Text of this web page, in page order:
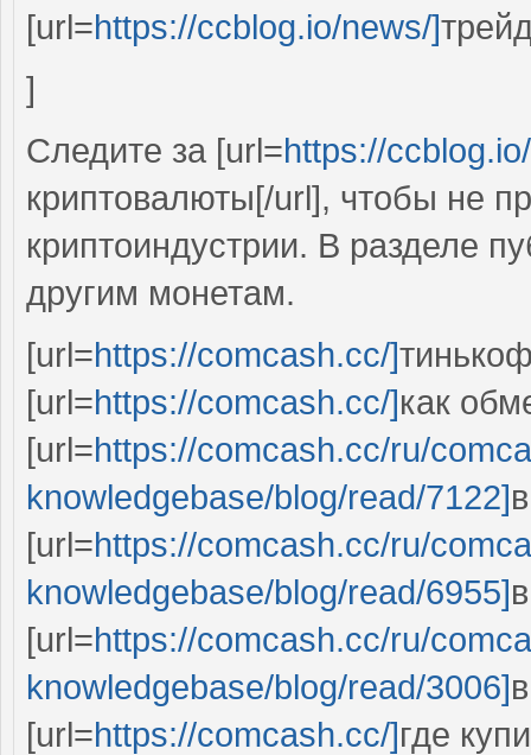
[url=https://ccblog.io/news/]
]
Следите за [url=https://
криптовалюты[/url], чтобы не
криптоиндустрии. В разделе
другим монетам.
[url=https://comcash.cc/]
[url=https://comcash.cc/]как
[url=https://comcash.cc/ru/
knowledgebase/blog/read/7122]
[url=https://comcash.cc/ru/
knowledgebase/blog/read/6955]
[url=https://comcash.cc/ru/
knowledgebase/blog/read/3006]
[url=https://comcash.cc/]где